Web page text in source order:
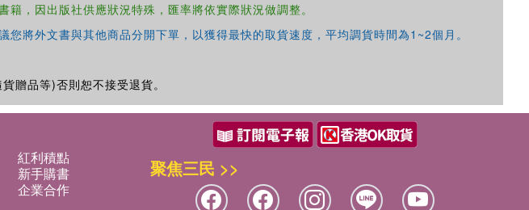
，因出版社供應狀況特殊，匯率將依實際狀況做調整。
將外文書與其他商品分開下單，以獲得最快的取貨速度，平均調貨時間為1~2個月。
贈品等)否則恕不接受退貨。
紅利積點
新手購書
企業合作
聚焦三民 >>